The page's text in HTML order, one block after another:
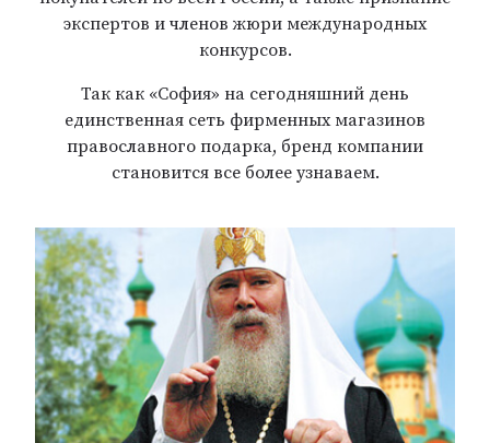
экспертов и членов жюри международных
конкурсов.
Так как «София» на сегодняшний день
единственная сеть фирменных магазинов
православного подарка, бренд компании
становится все более узнаваем.